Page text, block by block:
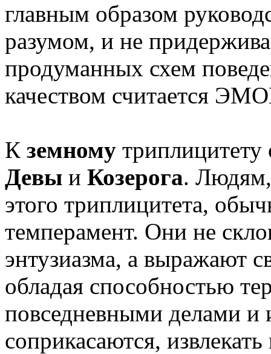
главным образом
разумом, и не
продуманных схем
качеством считается
К земному триплицитету
Девы и Козерога.
этого триплицитета,
темперамент. Они не
энтузиазма, а выражают
обладая способностью
повседневными делами и
соприкасаются,